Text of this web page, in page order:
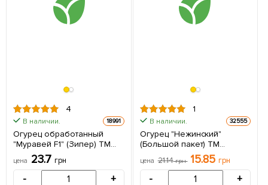
4
В наличии. 18991
Огурец обработанный
"Муравей F1" (Зипер) ТМ
"Весна" 0.5г
(самоопыляемый)
цена 23.7 грн
- +
1
В наличии. 32555
Огурец "Нежинский"
(Большой пакет) ТМ
цена 21.14грн 15.85 грн
- +